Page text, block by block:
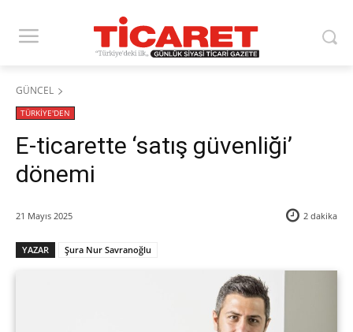
GÜNCEL
TÜRKİYE'DEN
E-ticarette ‘satış güvenliği’
dönemi
21 Mayıs 2025 2 dakika
YAZAR Şura Nur Savranoğlu